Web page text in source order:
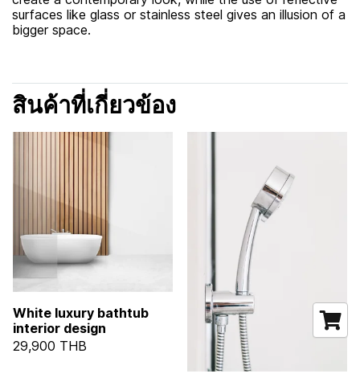
surfaces like glass or stainless steel gives an illusion of a
bigger space.
สินค้าที่เกี่ยวข้อง
White luxury bathtub
interior design
29,900 THB